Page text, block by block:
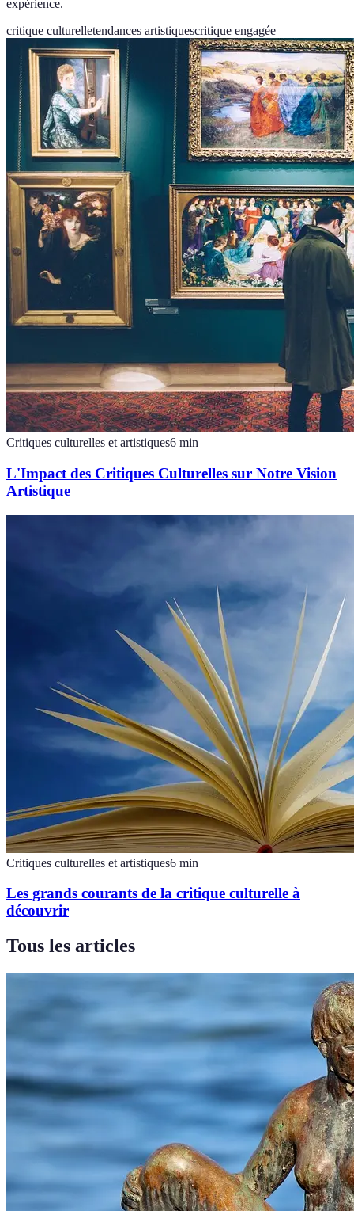
expérience.
critique culturelletendances artistiquescritique engagée
Critiques culturelles et artistiques6 min
L'Impact des Critiques Culturelles sur Notre Vision
Artistique
Critiques culturelles et artistiques6 min
Les grands courants de la critique culturelle à
découvrir
Tous les articles